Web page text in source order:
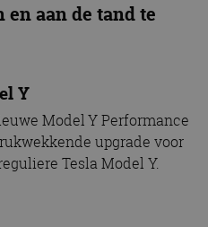
aan de tand te
Y
Model Y Performance
upgrade voor
Tesla Model Y.